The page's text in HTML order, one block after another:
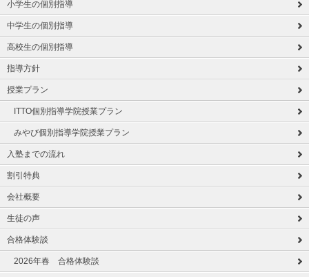
小学生の個別指導
中学生の個別指導
高校生の個別指導
指導方針
授業プラン
ITTO個別指導学院授業プラン
みやび個別指導学院授業プラン
入塾までの流れ
割引特典
会社概要
生徒の声
合格体験談
2026年春 合格体験談